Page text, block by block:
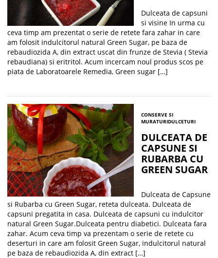
Dulceata de capsuni
si visine In urma cu
ceva timp am prezentat o serie de retete fara zahar in care
am folosit indulcitorul natural Green Sugar, pe baza de
rebaudiozida A, din extract uscat din frunze de Stevia ( Stevia
rebaudiana) si eritritol. Acum incercam noul produs scos pe
piata de Laboratoarele Remedia, Green sugar […]
CONSERVE SI
MURATURIDULCETURI
DULCEATA DE
CAPSUNE SI
RUBARBA CU
GREEN SUGAR
Dulceata de Capsune
si Rubarba cu Green Sugar, reteta dulceata. Dulceata de
capsuni pregatita in casa. Dulceata de capsuni cu indulcitor
natural Green Sugar.Dulceata pentru diabetici. Dulceata fara
zahar. Acum ceva timp va prezentam o serie de retete cu
deserturi in care am folosit Green Sugar, indulcitorul natural
pe baza de rebaudiozida A, din extract […]